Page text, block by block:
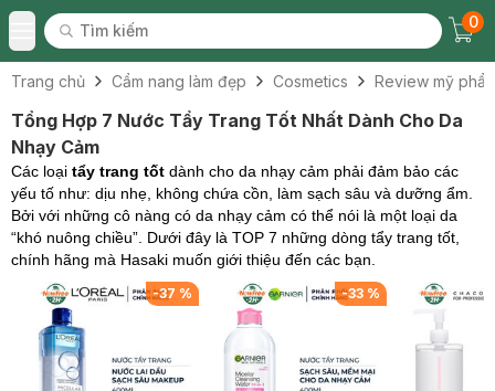
Toggle Menu
Tìm kiếm
Tìm kiếm
0
Trang chủ Cẩm nang làm đẹp Cosmetics Review mỹ
Tổng Hợp 7 Nước Tẩy Trang Tốt Nhất Dành Cho Da
Nhạy Cảm
Các loại tẩy trang tốt dành cho da nhạy cảm phải đảm bảo các
yếu tố như: dịu nhẹ, không chứa cồn, làm sạch sâu và dưỡng ẩm.
Bởi với những cô nàng có da nhạy cảm có thể nói là một loại da
“khó nuông chiều”. Dưới đây là TOP 7 những dòng tẩy trang tốt,
chính hãng mà Hasaki muốn giới thiệu đến các bạn.
-33 % -60 %